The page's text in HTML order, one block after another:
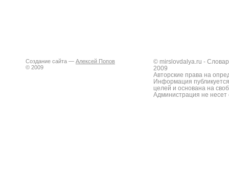
Создание сайта — Алексей Попов
© 2009
© mirslovdalya.ru -
2009
Авторские права на
Информация
целей и основана на
Администрация не несет